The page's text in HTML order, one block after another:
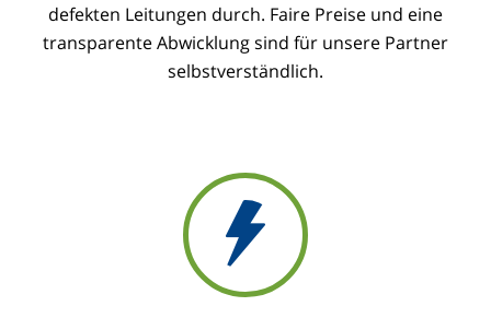
defekten Leitungen durch. Faire Preise und eine
transparente Abwicklung sind für unsere Partner
selbstverständlich.